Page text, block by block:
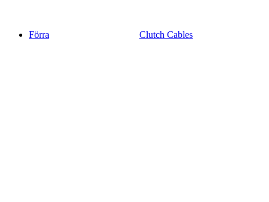
Förra Clutch Cables